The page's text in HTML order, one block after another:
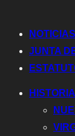
navegación
NOTICIAS
JUNTA
HISTORIA